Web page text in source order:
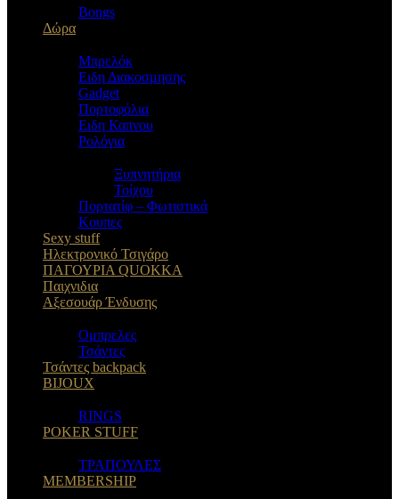
Bongs
Δώρα
Μπρελόκ
Eιδη Διακοσμησης
Gadget
Πορτοφόλια
Ειδη Καπνου
Ρολόγια
Ξυπνητήρια
Τοίχου
Πορτατίφ – Φωτιστικά
Κουπες
Sexy stuff
Ηλεκτρονικό Τσιγάρο
ΠΑΓΟΥΡΙΑ QUOKKA
Παιχνιδια
Αξεσουάρ Ένδυσης
Oμπρελες
Τσάντες
Τσάντες backpack
BIJOUX
RINGS
POKER STUFF
ΤΡΑΠΟΥΛΕΣ
MEMBERSHIP